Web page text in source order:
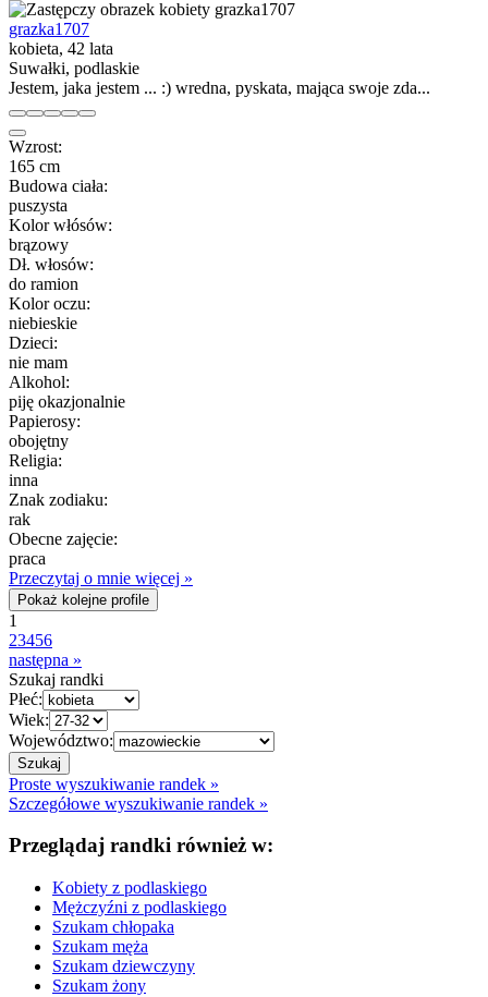
grazka1707
kobieta, 42 lata
Suwałki, podlaskie
Jestem, jaka jestem ... :) wredna, pyskata, mająca swoje zda...
Wzrost:
165 cm
Budowa ciała:
puszysta
Kolor włósów:
brązowy
Dł. włosów:
do ramion
Kolor oczu:
niebieskie
Dzieci:
nie mam
Alkohol:
piję okazjonalnie
Papierosy:
obojętny
Religia:
inna
Znak zodiaku:
rak
Obecne zajęcie:
praca
Przeczytaj o mnie więcej »
Pokaż kolejne profile
1
23456
następna »
Szukaj randki
Płeć:
Wiek:
Województwo:
Proste wyszukiwanie randek »
Szczegółowe wyszukiwanie randek »
Przeglądaj randki również w:
Kobiety z podlaskiego
Mężczyźni z podlaskiego
Szukam chłopaka
Szukam męża
Szukam dziewczyny
Szukam żony